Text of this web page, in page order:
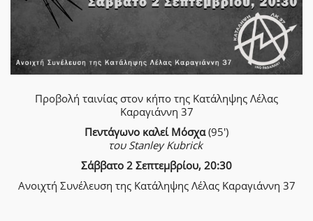
Προβολή ταινίας στον κήπο της Κατάληψης Λέλας
Καραγιάννη 37
Πεντάγωνο καλεί Μόσχα(95')
του Stanley Kubrick
Σάββατο 2 Σεπτεμβρίου, 20:30
Ανοιχτή Συνέλευση της Κατάληψης Λέλας Καραγιάννη 37